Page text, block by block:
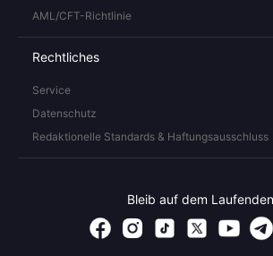
AML/CFT-Richtlinie
Rechtliches
Service
Datenschutz
Redaktionelle Standards & Haftungsausschluss
Bleib auf dem Laufenden